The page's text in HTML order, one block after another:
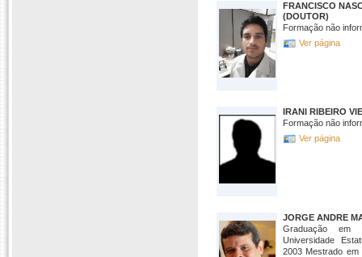
FRANCISCO
(DOUTOR)
Formação não
Ver página
IRANI RIBEIRO
Formação não
Ver página
JORGE ANDRE
Graduação em
Universidade
2003 Mestrado em